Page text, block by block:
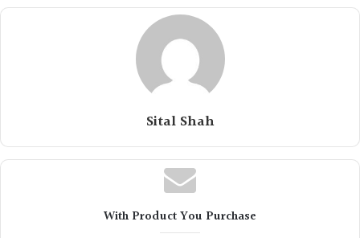
Sital Shah
With Product You Purchase